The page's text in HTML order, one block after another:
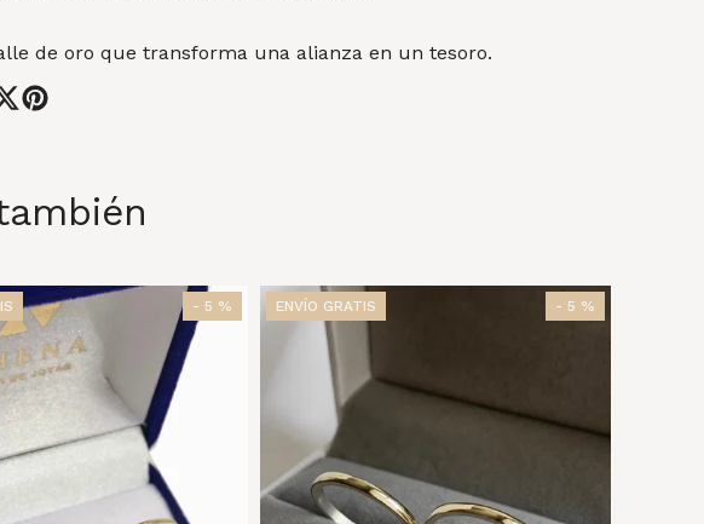
de oro que transforma una alianza en un tesoro.
- 5 % ENVÍO GRATIS - 5 %